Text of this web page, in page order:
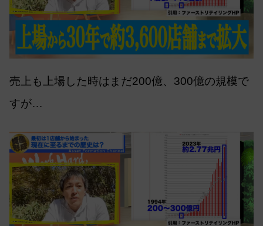
売上も上場した時はまだ200億、300億の規模で
すが…